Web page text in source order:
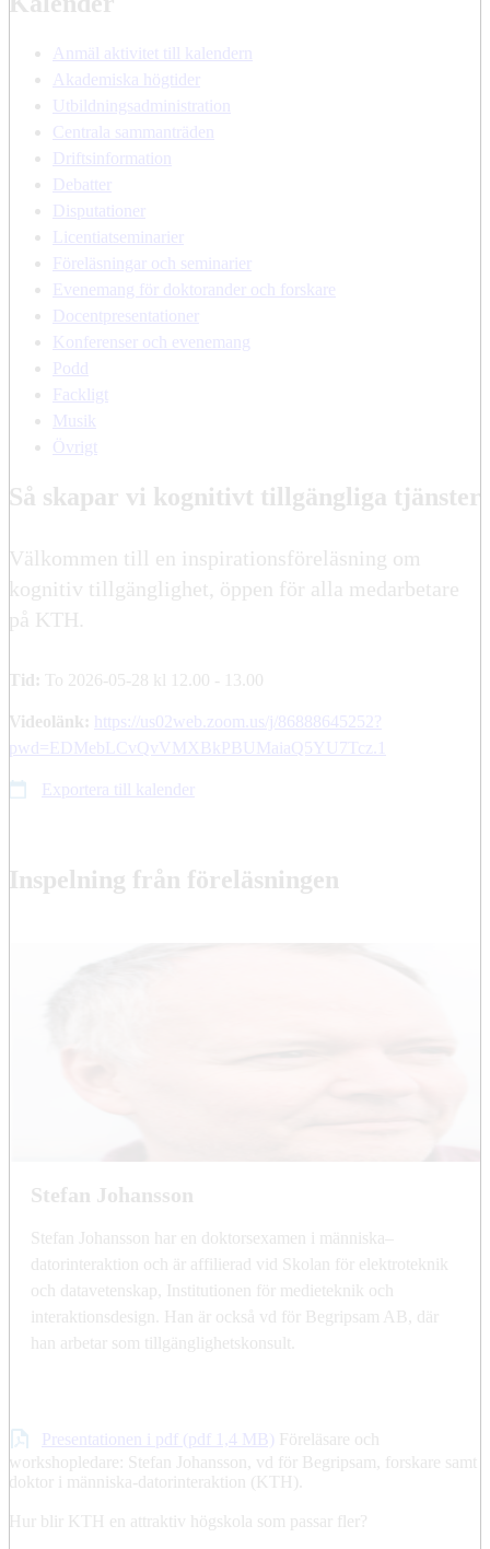
Anmäl aktivitet till kalendern
Akademiska högtider
Utbildningsadministration
Centrala sammanträden
Driftsinformation
Debatter
Disputationer
Licentiatseminarier
Föreläsningar och seminarier
Evenemang för doktorander och forskare
Docentpresentationer
Konferenser och evenemang
Podd
Fackligt
Musik
Övrigt
Så skapar vi kognitivt tillgängliga tjänster
Välkommen till en inspirationsföreläsning om
kognitiv tillgänglighet, öppen för alla medarbetare
på KTH.
Tid: To 2026-05-28 kl 12.00 - 13.00
Videolänk:
https://us02web.zoom.us/j/86888645252?
pwd=EDMebLCvQvVMXBkPBUMaiaQ5YU7Tcz.1
Exportera till kalender
Inspelning från föreläsningen
Stefan Johansson
Stefan Johansson har en doktorsexamen i människa–
datorinteraktion och är affilierad vid Skolan för elektroteknik
och datavetenskap, Institutionen för medieteknik och
interaktionsdesign. Han är också vd för Begripsam AB, där
han arbetar som tillgänglighetskonsult.
Presentationen i pdf (pdf 1,4 MB) Föreläsare och
workshopledare: Stefan Johansson, vd för Begripsam, forskare samt
doktor i människa-datorinteraktion (KTH).
Hur blir KTH en attraktiv högskola som passar fler?